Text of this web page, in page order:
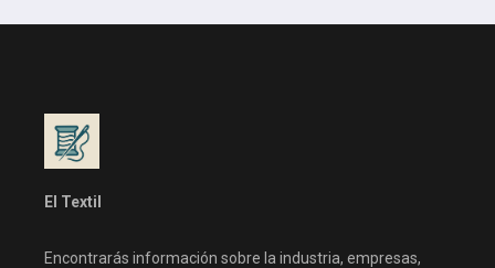
El Textil
Encontrarás información sobre la industria, empresas,